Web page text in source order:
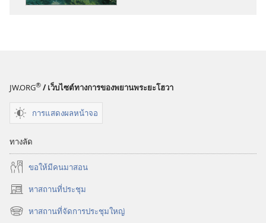
JW.ORG® / เว็บไซต์ทางการของพยานพระยะโฮวา
การแสดงผลหน้าจอ
ทางลัด
ขอ​ให้​มี​คน​มา​สอน
หาสถานที่ประชุม
(เปิด
หน้าต่างหาสถานที่จัดการประชุมใหญ่
(เปิด